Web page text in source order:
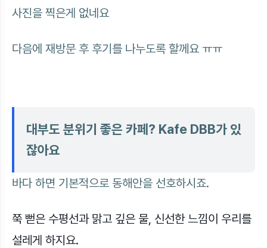
사진을 찍은게 없네요
다음에 재방문 후 후기를 나누도록 할께요 ㅠㅠ
대부도 분위기 좋은 카페? Kafe DBB가 있
잖아요
바다 하면 기본적으로 동해안을 선호하시죠.
쭉 뻗은 수평선과 맑고 깊은 물, 신선한 느낌이 우리를
설레게 하지요.